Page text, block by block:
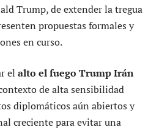
Trump, de extender la tregua
propuestas formales y
en curso.
el alto el fuego Trump Irán
de alta sensibilidad
diplomáticos aún abiertos y
creciente para evitar una